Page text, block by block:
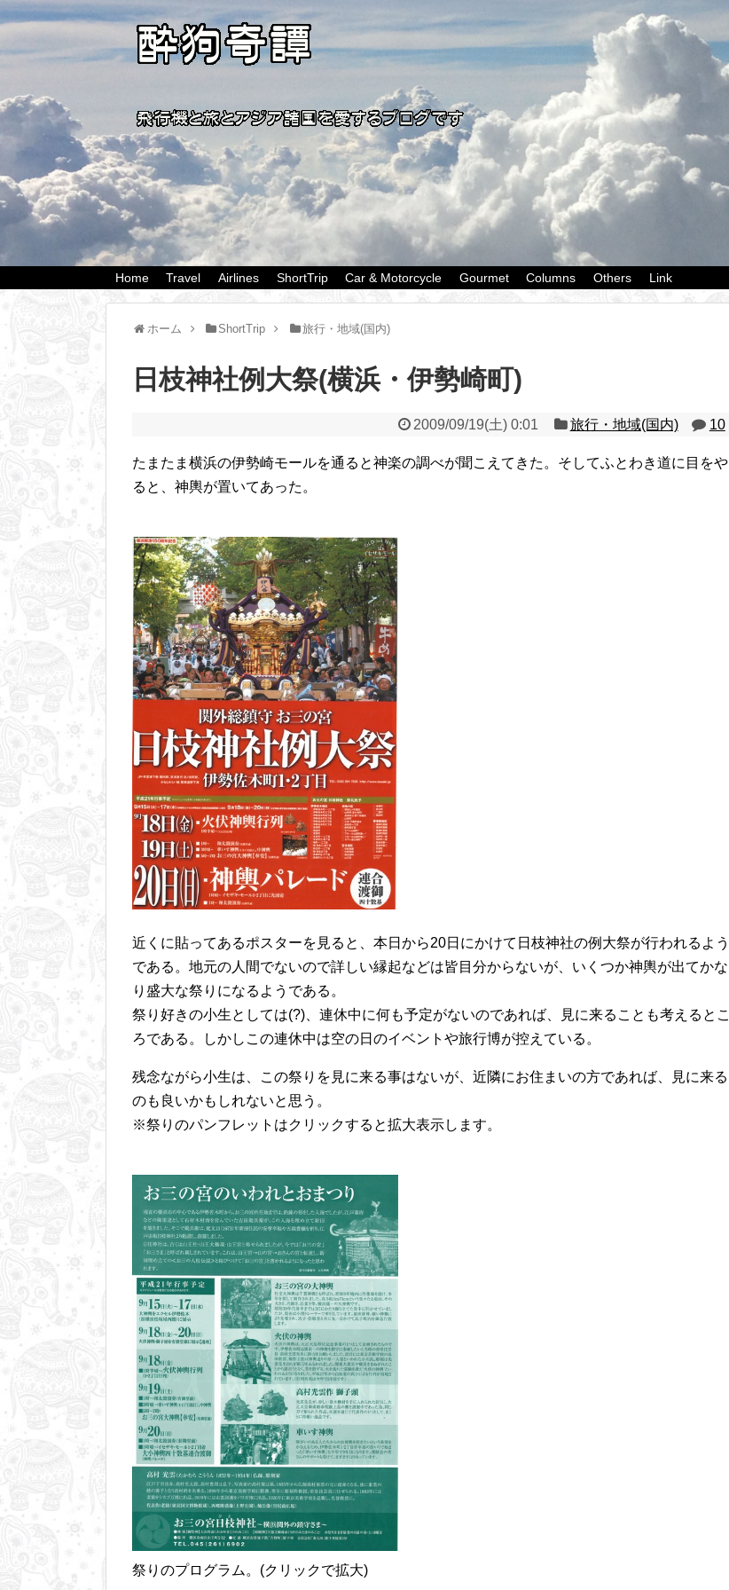
Home Travel Airlines ShortTrip Car & Motorcycle Gourmet Columns Others Link
ホーム ShortTrip 旅行・地域(国内)
日枝神社例大祭(横浜・伊勢崎町)
2009/09/19(土) 0:01 旅行・地域(国内) 10
たまたま横浜の伊勢崎モールを通ると神楽の調べが聞こえてきた。そしてふとわき道に目をや
ると、神輿が置いてあった。
近くに貼ってあるポスターを見ると、本日から20日にかけて日枝神社の例大祭が行われるよう
である。地元の人間でないので詳しい縁起などは皆目分からないが、いくつか神輿が出てかな
り盛大な祭りになるようである。
祭り好きの小生としては(?)、連休中に何も予定がないのであれば、見に来ることも考えるとこ
ろである。しかしこの連休中は空の日のイベントや旅行博が控えている。
残念ながら小生は、この祭りを見に来る事はないが、近隣にお住まいの方であれば、見に来る
のも良いかもしれないと思う。
※祭りのパンフレットはクリックすると拡大表示します。
祭りのプログラム。(クリックで拡大)